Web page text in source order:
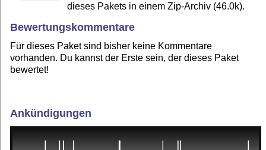
dieses Pakets in einem Zip-Archiv (46.0k).
Bewertungskommentare
Für dieses Paket sind bisher keine Kommentare
vorhanden. Du kannst der Erste sein, der dieses Paket
bewertet!
Ankündigungen